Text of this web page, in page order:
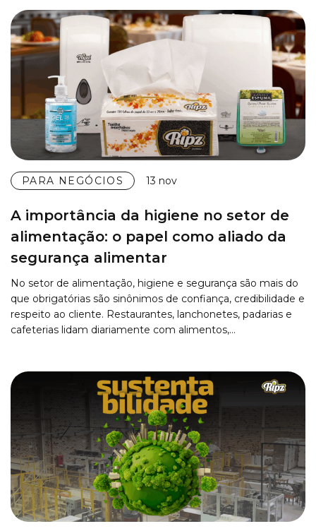
PARA NEGÓCIOS 13 nov
A importância da higiene no setor de
alimentação: o papel como aliado da
segurança alimentar
No setor de alimentação, higiene e segurança são mais do
que obrigatórias são sinônimos de confiança, credibilidade e
respeito ao cliente. Restaurantes, lanchonetes, padarias e
cafeterias lidam diariamente com alimentos,…